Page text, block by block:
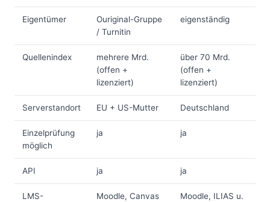
Eigentümer
Ouriginal-Gruppe
/ Turnitin
eigenständig
Quellenindex
mehrere Mrd.
(offen +
lizenziert)
über 70 Mrd.
(offen +
lizenziert)
Serverstandort EU + US-Mutter Deutschland
Einzelprüfung
möglich
ja ja
API ja ja
LMS-
Moodle, Canvas
Moodle, ILIAS u.